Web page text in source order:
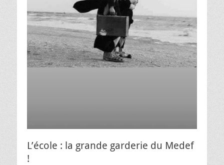
L’école : la grande garderie du Medef
!